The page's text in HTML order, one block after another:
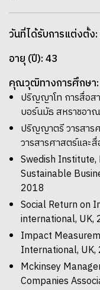
วันที่ได้รับการแต่งตั้
อายุ (ปี): 43
คุณวุฒิทางการศึกษา:
ปริญญาโท การสื่อส
บอร์นมัธ สหราชอา
ปริญญาตรี วารสา
วารสารศาสตร์และ
Swedish
Sustainable
2018
Social Return on
international, UK,
Impact
International, UK,
Mckinsey
Companies